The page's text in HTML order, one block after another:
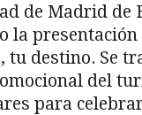
de Madrid de
la
tu destino. Se
del
para